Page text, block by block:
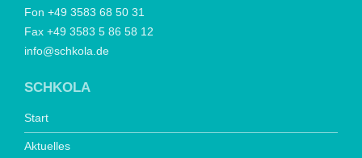
Fon +49 3583 68 50 31
Fax +49 3583 5 86 58 12
info@schkola.de
SCHKOLA
Start
Aktuelles